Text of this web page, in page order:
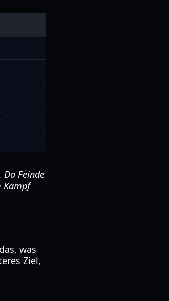
Da Feinde
Kampf
was
Ziel,